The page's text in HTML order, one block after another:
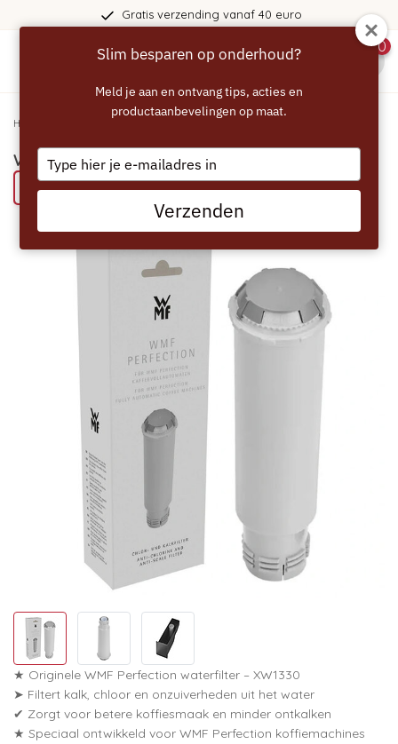
Gratis verzending vanaf 40 euro
0
Home
WMF Perfection waterfilter XW1330
Bespaar 50% met het ECCELLENTE alternatief
★ Originele WMF Perfection waterfilter – XW1330
➤ Filtert kalk, chloor en onzuiverheden uit het water
✔ Zorgt voor betere koffiesmaak en minder ontkalken
★ Speciaal ontwikkeld voor WMF Perfection koffiemachines
Slim besparen op onderhoud?
Meld je aan en ontvang tips, acties en
productaanbevelingen op maat.
Type
your
email
Verzenden